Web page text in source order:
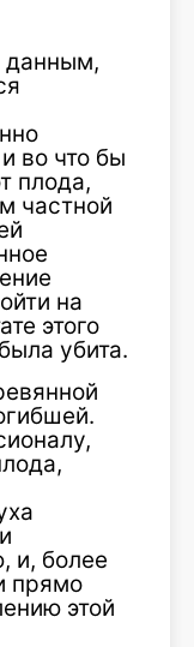
данным,
во что бы
плода,
частной
на
этого
убита.
и, более
прямо
этой